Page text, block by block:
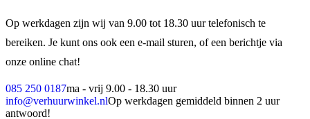
Op werkdagen zijn wij van 9.00 tot 18.30 uur telefonisch te
bereiken. Je kunt ons ook een e-mail sturen, of een berichtje via
onze online chat!
085 250 0187ma - vrij 9.00 - 18.30 uur
info@verhuurwinkel.nlOp werkdagen gemiddeld binnen 2 uur
antwoord!